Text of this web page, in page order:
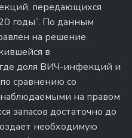
передающихся
годы”. По данным
на решение
в
доля ВИЧ-инфекций и
сравнению со
на правом
запасов достаточно до
необходимую